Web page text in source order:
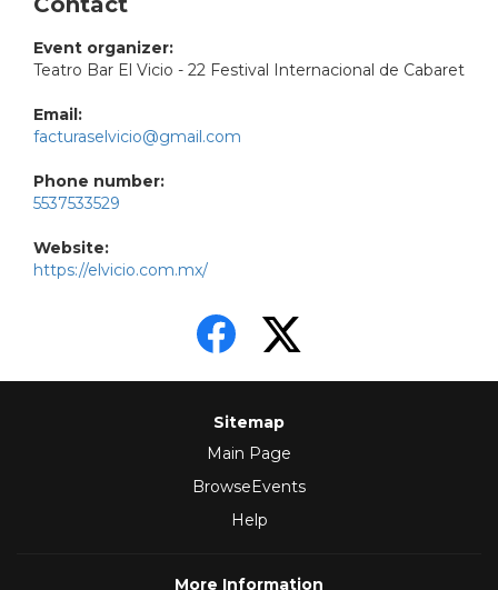
Event organizer:
Teatro Bar El Vicio - 22 Festival Internacional de Cabaret
Email:
facturaselvicio@gmail.com
Phone number:
5537533529
Website:
https://elvicio.com.mx/
Sitemap
Main Page
BrowseEvents
Help
More Information